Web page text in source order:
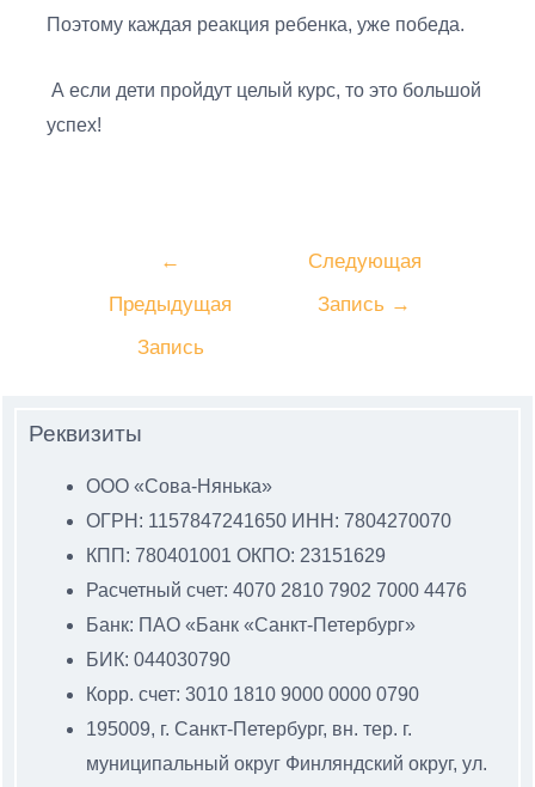
Поэтому каждая реакция ребенка, уже победа.
А если дети пройдут целый курс, то это большой
успех!
←
Предыдущая
Запись
Следующая
Запись →
Реквизиты
ООО «Сова-Нянька»
ОГРН: 1157847241650 ИНН: 7804270070
КПП: 780401001 ОКПО: 23151629
Расчетный счет: 4070 2810 7902 7000 4476
Банк: ПАО «Банк «Санкт-Петербург»
БИК: 044030790
Корр. счет: 3010 1810 9000 0000 0790
195009, г. Санкт-Петербург, вн. тер. г.
муниципальный округ Финляндский округ, ул.